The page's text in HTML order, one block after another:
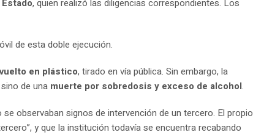
, quien realizó las diligencias correspondientes. Los
de esta doble ejecución.
en plástico, tirado en vía pública. Sin embargo, la
de una muerte por sobredosis y exceso de alcohol.
observaban signos de intervención de un tercero. El propio
y que la institución todavía se encuentra recabando